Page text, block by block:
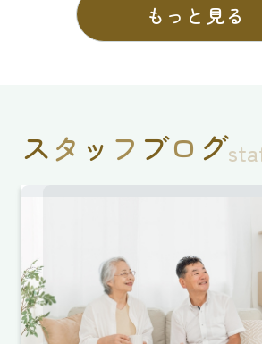
もっと見る
スタ ッ フ ブロ グ